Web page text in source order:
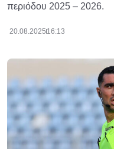
περιόδου 2025 – 2026.
20.08.2025 16:13